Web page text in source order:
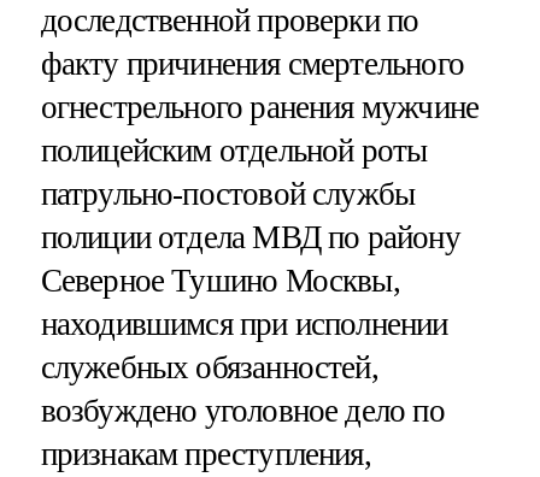
доследственной проверки по
факту причинения смертельного
огнестрельного ранения мужчине
полицейским отдельной роты
патрульно-постовой службы
полиции отдела МВД по району
Северное Тушино Москвы,
находившимся при исполнении
служебных обязанностей,
возбуждено уголовное дело по
признакам преступления,